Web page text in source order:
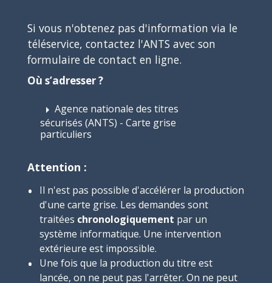
Si vous n'obtenez pas d'information via le
téléservice, contactez l'ANTS avec son
formulaire de contact en ligne.
Où s’adresser ?
arrow_right Agence nationale des titres
sécurisés (ANTS) - Carte grise
particuliers
Attention :
Il n'est pas possible d'accélérer la production
d'une carte grise. Les demandes sont
traitées chronologiquement par un
système informatique. Une intervention
extérieure est impossible.
Une fois que la production du titre est
lancée, on ne peut pas l'arrêter. On ne peut